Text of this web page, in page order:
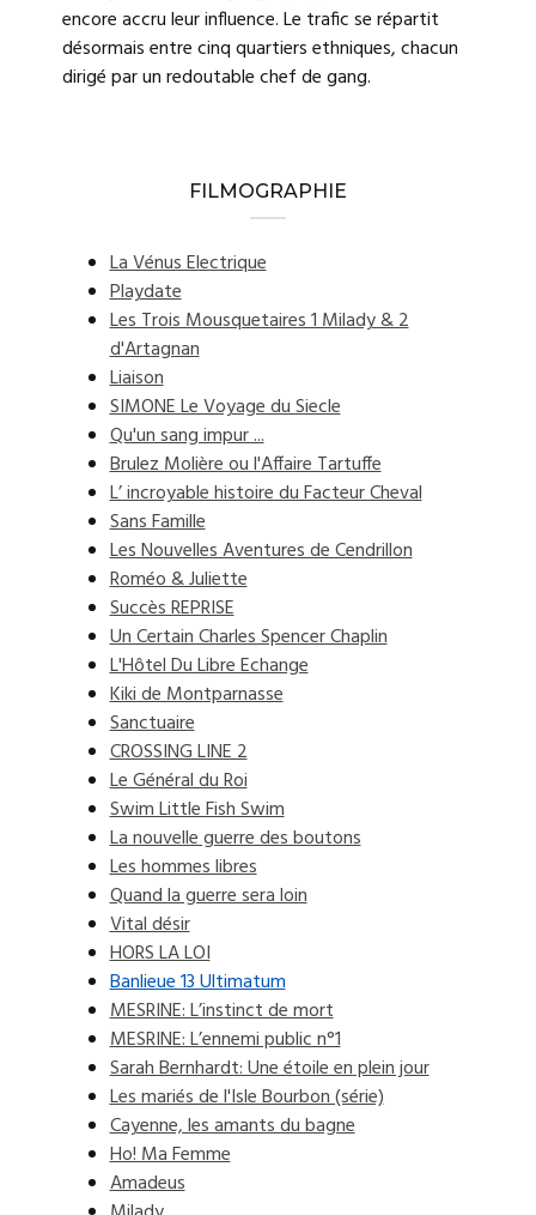
encore accru leur influence. Le trafic se répartit
désormais entre cinq quartiers ethniques, chacun
dirigé par un redoutable chef de gang.
FILMOGRAPHIE
La Vénus Electrique
Playdate
Les Trois Mousquetaires 1 Milady & 2
d'Artagnan
Liaison
SIMONE Le Voyage du Siecle
Qu'un sang impur ...
Brulez Molière ou l'Affaire Tartuffe
L’ incroyable histoire du Facteur Cheval
Sans Famille
Les Nouvelles Aventures de Cendrillon
Roméo & Juliette
Succès REPRISE
Un Certain Charles Spencer Chaplin
L'Hôtel Du Libre Echange
Kiki de Montparnasse
Sanctuaire
CROSSING LINE 2
Le Général du Roi
Swim Little Fish Swim
La nouvelle guerre des boutons
Les hommes libres
Quand la guerre sera loin
Vital désir
HORS LA LOI
Banlieue 13 Ultimatum
MESRINE: L’instinct de mort
MESRINE: L’ennemi public n°1
Sarah Bernhardt: Une étoile en plein jour
Les mariés de l'Isle Bourbon (série)
Cayenne, les amants du bagne
Ho! Ma Femme
Amadeus